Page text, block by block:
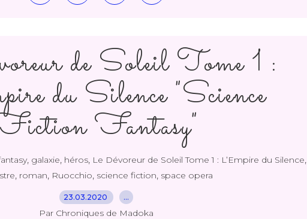
de Soleil Tome 1 :
du Silence "Science
Fantasy"
, galaxie, héros, Le Dévoreur de Soleil Tome 1 : L’Empire du Silence,
, roman, Ruocchio, science fiction, space opera
23.03.2020 …
Par Chroniques de Madoka